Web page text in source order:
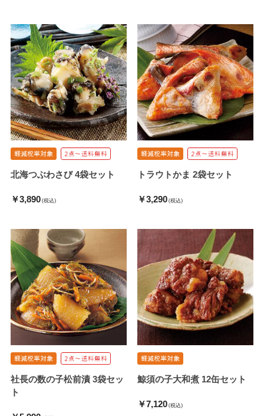
北海つぶわさび 4袋セット
￥3,890 (税込)
トラウトかま 2袋セット
￥3,290 (税込)
社長の数の子松前漬 3袋セッ
ト
鯨須の子大和煮 12缶セット
￥7,120 (税込)